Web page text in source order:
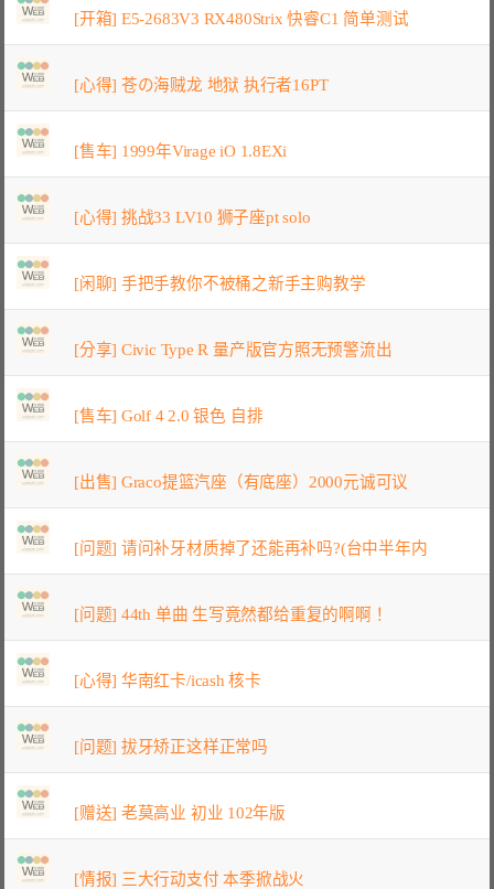
[开箱] E5-2683V3 RX480Strix 快睿C1 简单测试
[心得] 苍の海贼龙 地狱 执行者16PT
[售车] 1999年Virage iO 1.8EXi
[心得] 挑战33 LV10 狮子座pt solo
[闲聊] 手把手教你不被桶之新手主购教学
[分享] Civic Type R 量产版官方照无预警流出
[售车] Golf 4 2.0 银色 自排
[出售] Graco提篮汽座（有底座）2000元诚可议
[问题] 请问补牙材质掉了还能再补吗?(台中半年内
[问题] 44th 单曲 生写竟然都给重复的啊啊！
[心得] 华南红卡/icash 核卡
[问题] 拔牙矫正这样正常吗
[赠送] 老莫高业 初业 102年版
[情报] 三大行动支付 本季掀战火